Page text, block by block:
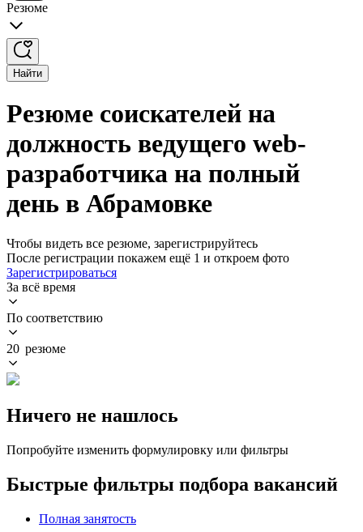
Резюме
Найти
Резюме соискателей на
должность ведущего web-
разработчика на полный
день в Абрамовке
Чтобы видеть все резюме, зарегистрируйтесь
После регистрации покажем ещё 1 и откроем фото
Зарегистрироваться
За всё время
По соответствию
20 резюме
Ничего не нашлось
Попробуйте изменить формулировку или фильтры
Быстрые фильтры подбора вакансий
Полная занятость